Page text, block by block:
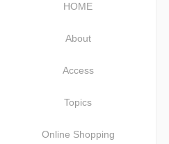
HOME
About
Access
Topics
Online Shopping